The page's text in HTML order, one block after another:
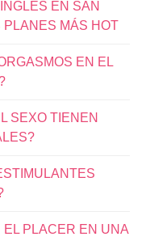
EN SAN
MÁS HOT
EN EL
SEXO TIENEN
PLACER EN UNA